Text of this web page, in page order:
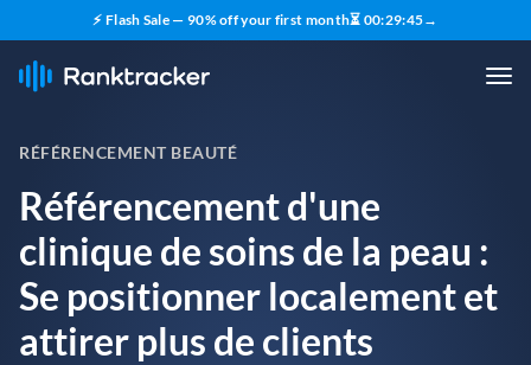
⚡ Flash Sale — 90% off your first month⏳ 00:29:44→
RÉFÉRENCEMENT BEAUTÉ
Référencement d'une
clinique de soins de la peau :
Se positionner localement et
attirer plus de clients